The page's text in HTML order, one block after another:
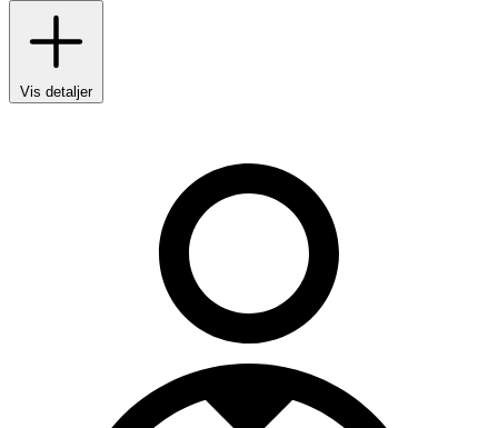
Vis detaljer